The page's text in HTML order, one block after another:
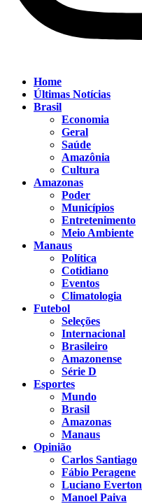
Home
Últimas Notícias
Brasil
Economia
Geral
Saúde
Amazônia
Cultura
Amazonas
Poder
Municípios
Entretenimento
Meio Ambiente
Manaus
Política
Cotidiano
Eventos
Climatologia
Futebol
Seleções
Internacional
Brasileiro
Amazonense
Série D
Esportes
Mundo
Brasil
Amazonas
Manaus
Opinião
Carlos Santiago
Fábio Peragene
Luciano Everton
Manoel Paiva